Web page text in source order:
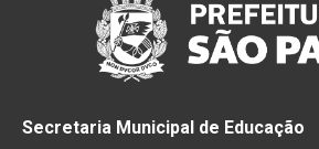
Secretaria Municipal de Educação